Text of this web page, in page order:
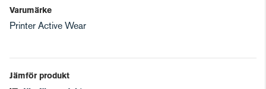
Varumärke
Printer Active Wear
Jämför produkt